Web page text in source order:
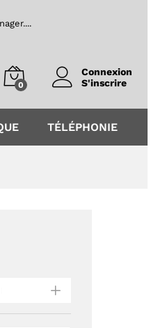
0 S'inscrire
TÉLÉPHONIE